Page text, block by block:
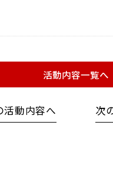
活動内容へ
活動内容一覧へ
次